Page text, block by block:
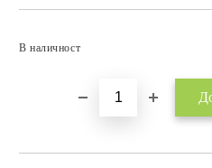
В наличност